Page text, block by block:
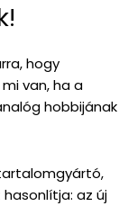
hogy
van, ha a
hobbijának
az új